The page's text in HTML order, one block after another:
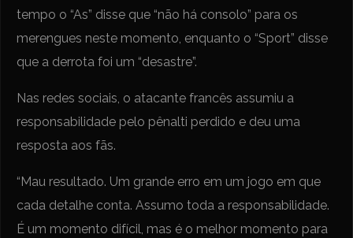
tempo o “As” disse que “não há consolo” para os
merengues neste momento, enquanto o “Sport” disse
que a derrota foi um “desastre”.
Nas redes sociais, o atacante francês assumiu a
responsabilidade pelo pênalti perdido e deu uma
resposta aos fãs.
“Mau resultado. Um grande erro em um jogo em que
cada detalhe conta. Assumo toda a responsabilidade.
É um momento difícil, mas é o melhor momento para